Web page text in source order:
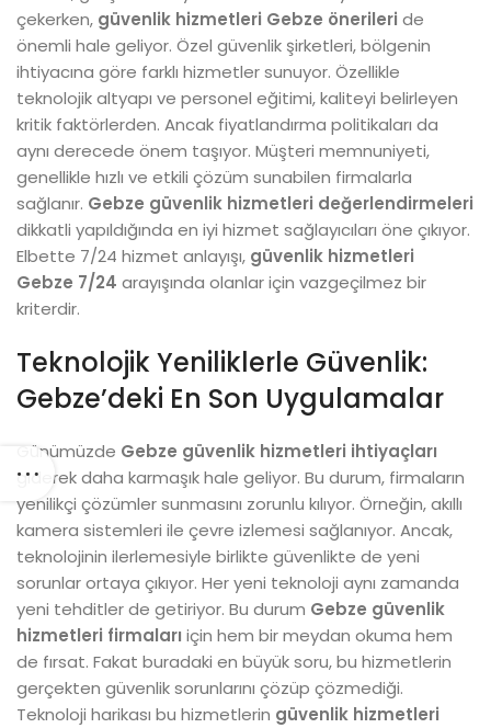
çekerken, güvenlik hizmetleri Gebze önerileri de
önemli hale geliyor. Özel güvenlik şirketleri, bölgenin
ihtiyacına göre farklı hizmetler sunuyor. Özellikle
teknolojik altyapı ve personel eğitimi, kaliteyi belirleyen
kritik faktörlerden. Ancak fiyatlandırma politikaları da
aynı derecede önem taşıyor. Müşteri memnuniyeti,
genellikle hızlı ve etkili çözüm sunabilen firmalarla
sağlanır. Gebze güvenlik hizmetleri değerlendirmeleri
dikkatli yapıldığında en iyi hizmet sağlayıcıları öne çıkıyor.
Elbette 7/24 hizmet anlayışı, güvenlik hizmetleri
Gebze 7/24 arayışında olanlar için vazgeçilmez bir
kriterdir.
Teknolojik Yeniliklerle Güvenlik:
Gebze’deki En Son Uygulamalar
Günümüzde Gebze güvenlik hizmetleri ihtiyaçları
giderek daha karmaşık hale geliyor. Bu durum, firmaların
yenilikçi çözümler sunmasını zorunlu kılıyor. Örneğin, akıllı
kamera sistemleri ile çevre izlemesi sağlanıyor. Ancak,
teknolojinin ilerlemesiyle birlikte güvenlikte de yeni
sorunlar ortaya çıkıyor. Her yeni teknoloji aynı zamanda
yeni tehditler de getiriyor. Bu durum Gebze güvenlik
hizmetleri firmaları için hem bir meydan okuma hem
de fırsat. Fakat buradaki en büyük soru, bu hizmetlerin
gerçekten güvenlik sorunlarını çözüp çözmediği.
Teknoloji harikası bu hizmetlerin güvenlik hizmetleri